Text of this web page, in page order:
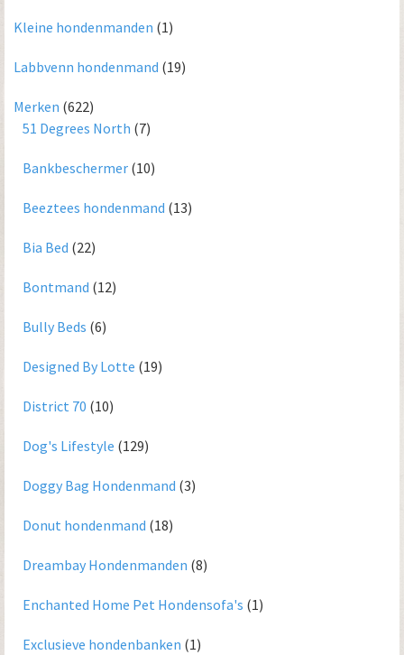
Kleine hondenmanden (1)
Labbvenn hondenmand (19)
Merken (622)
51 Degrees North (7)
Bankbeschermer (10)
Beeztees hondenmand (13)
Bia Bed (22)
Bontmand (12)
Bully Beds (6)
Designed By Lotte (19)
District 70 (10)
Dog's Lifestyle (129)
Doggy Bag Hondenmand (3)
Donut hondenmand (18)
Dreambay Hondenmanden (8)
Enchanted Home Pet Hondensofa's (1)
Exclusieve hondenbanken (1)